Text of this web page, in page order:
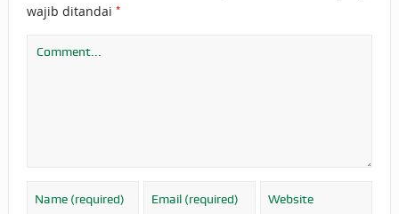
wajib ditandai *